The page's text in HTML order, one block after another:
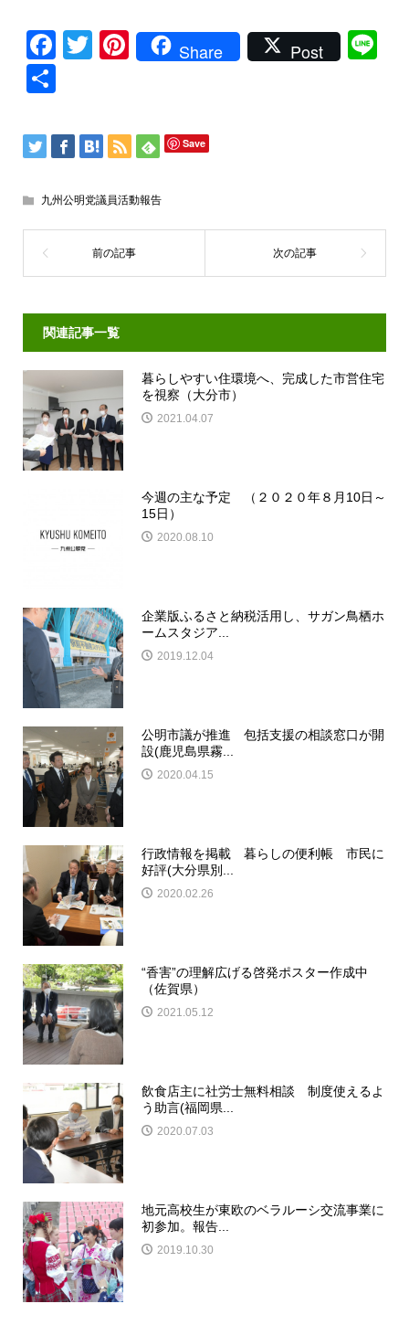
Facebook
TwitterPinterest
Share Post
Save
九州公明党議員活動報告
関連記事一覧
暮らしやすい住環境へ、完成した市営住宅
を視察（大分市）
2021.04.07
今週の主な予定 （２０２０年８月10日～
15日）
2020.08.10
企業版ふるさと納税活用し、サガン鳥栖ホ
ームスタジア...
2019.12.04
公明市議が推進 包括支援の相談窓口が開
設(鹿児島県霧...
2020.04.15
行政情報を掲載 暮らしの便利帳 市民に
好評(大分県別...
2020.02.26
“香害”の理解広げる啓発ポスター作成中
（佐賀県）
2021.05.12
飲食店主に社労士無料相談 制度使えるよ
う助言(福岡県...
2020.07.03
地元高校生が東欧のベラルーシ交流事業に
初参加。報告...
2019.10.30